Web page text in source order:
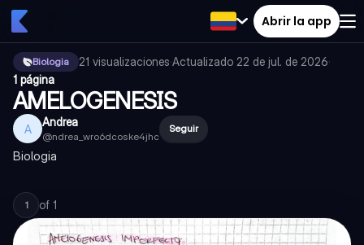
Abrir la app
Biologia 21 visualizaciones·Actualizado 22 de jul. de 2026·
1 página
AMELOGENESIS
A Andrea
@ndrea_wro6dcoske4jhc
Seguir
Biologia
1 of 1